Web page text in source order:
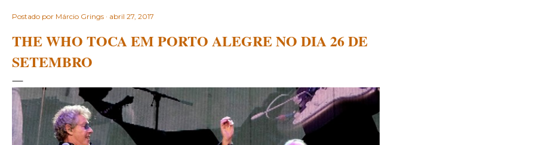
Postado por Márcio Grings abril 27, 2017
THE WHO TOCA EM PORTO ALEGRE NO DIA 26 DE
SETEMBRO